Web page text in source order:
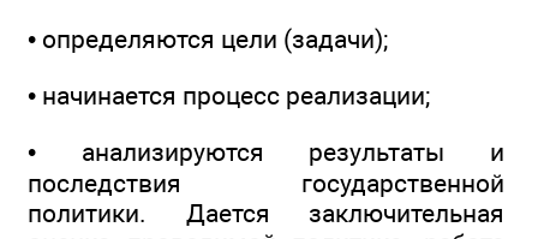
• определяются цели (задачи);
• начинается процесс реализации;
• анализируются результаты и
последствия государственной
политики. Дается заключительная